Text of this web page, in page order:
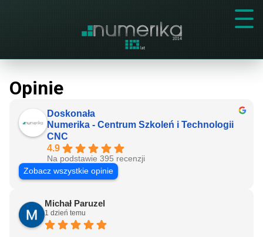
Opinie
Doskonała
Numerika - Centrum Szkoleń i Technologii
CNC
4.9
Na podstawie 395 recenzji
Zobacz wszystkie opinie
Michał Paruzel
1 dzień temu